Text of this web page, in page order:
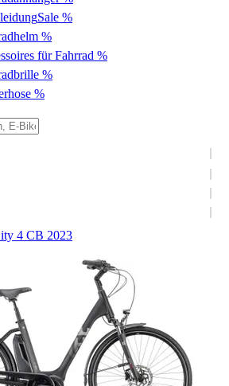
Sale %
%
für Fahrrad %
%
%
4 CB 2023